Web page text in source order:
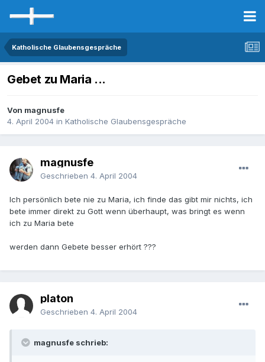
Katholische Glaubensgespräche
Gebet zu Maria ...
Von magnusfe
4. April 2004 in Katholische Glaubensgespräche
magnusfe
Geschrieben 4. April 2004
Ich persönlich bete nie zu Maria, ich finde das gibt mir nichts, ich
bete immer direkt zu Gott wenn überhaupt, was bringt es wenn
ich zu Maria bete
werden dann Gebete besser erhört ???
platon
Geschrieben 4. April 2004
magnusfe schrieb: